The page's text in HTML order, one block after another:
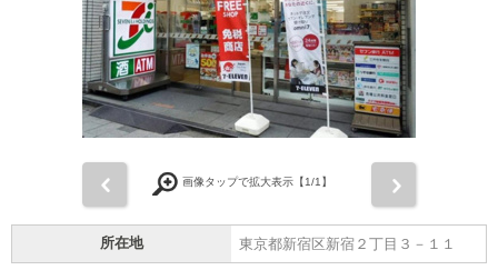
画像タップで拡大表示【1/1】
所在地 東京都新宿区新宿２丁目３－１１